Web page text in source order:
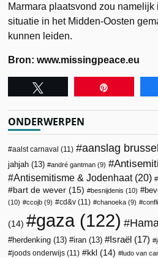
Marmara plaatsvond zou
situatie in het Midden-Oosten
kunnen leiden.
Bron: www.missingpeace.eu
ONDERWERPEN
aalst carnaval (11) aanslag brussel
jahjah (13) andré gantman (9)
Antisemitisme & Jodenhaat(20)
bart de wever (15) besnijdenis (10)
(10)
ccojb (9) cd&v (11) chanoeka (9)
(14) gaza (122)
herdenking (13) iran (13) Israël (17)
joods onderwijs (11) kkl (14) ludo van